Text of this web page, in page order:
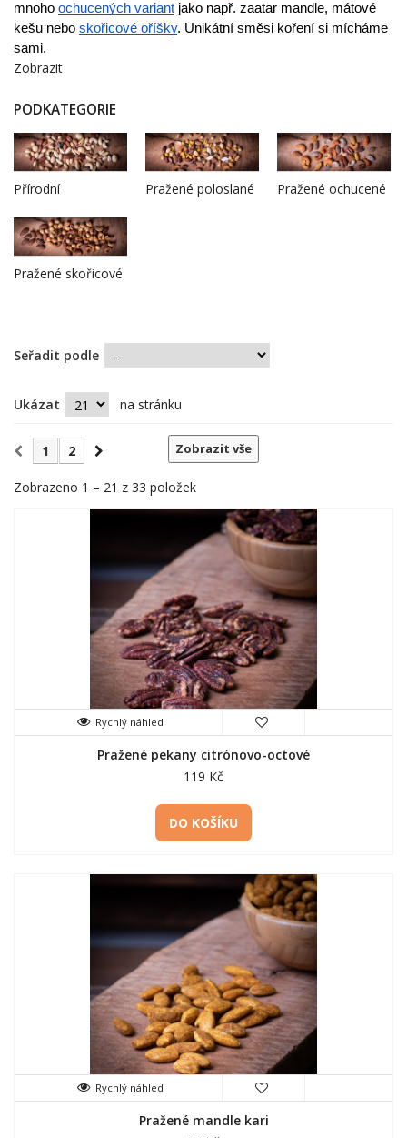
mnoho ochucených variant jako např. zaatar mandle, mátové
kešu nebo skořicové oříšky. Unikátní směsi koření si mícháme
sami.
Zobrazit
PODKATEGORIE
Přírodní Pražené poloslané Pražené ochucené
Pražené skořicové
Seřadit podle
Ukázat na stránku
Zobrazit vše
1 2
Zobrazeno 1 – 21 z 33 položek
Rychlý náhled
Pražené pekany citrónovo-octové
119 Kč
DO KOŠÍKU
Rychlý náhled
Pražené mandle kari